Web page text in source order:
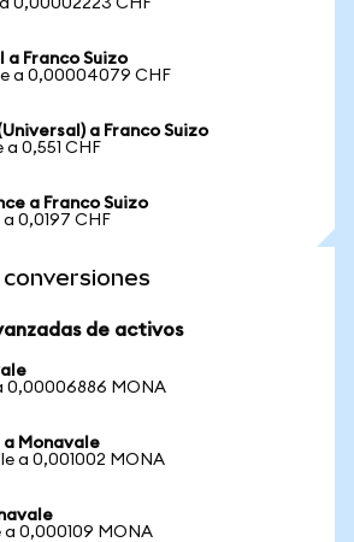
a 0,00002223 CHF
a Franco Suizo
a 0,00004079 CHF
a Franco Suizo
a 0,551 CHF
a Franco Suizo
a 0,0197 CHF
de activos
0,00006886 MONA
a Monavale
a 0,001002 MONA
a 0,000109 MONA